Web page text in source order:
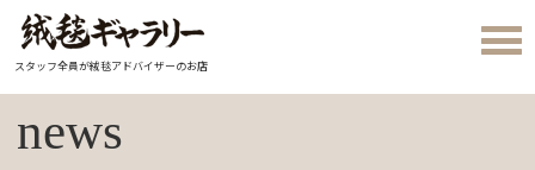
スタッフ全員が絨毯アドバイザーのお店
news